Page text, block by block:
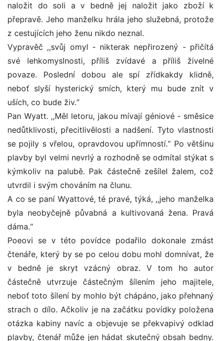
naložit do soli a v bedně jej naložit jako zboží k
přepravě. Jeho manželku hrála jeho služebná, protože
z cestujících jeho ženu nikdo neznal.
Vypravěč ,,svůj omyl - nikterak nepřirozený - přičítá
své lehkomyslnosti, příliš zvídavé a příliš živelné
povaze. Poslední dobou ale spí zřídkakdy klidně,
neboť slyší hysterický smích, který mu bude znít v
uších, co bude živ.“
Pan Wyatt. ,,Měl letoru, jakou mívají géniové - směsice
nedůtklivosti, přecitlivělosti a nadšení. Tyto vlastnosti
se pojily s vřelou, opravdovou upřímností.“ Po většinu
plavby byl velmi nevrlý a rozhodně se odmítal stýkat s
kýmkoliv na palubě. Pak částečně zešílel žalem, což
utvrdil i svým chováním na člunu.
A co se paní Wyattové, té pravé, týká, ,,jeho manželka
byla neobyčejně půvabná a kultivovaná žena. Pravá
dáma.“
Poeovi se v této povídce podařilo dokonale zmást
čtenáře, který by se po celou dobu mohl domnívat, že
v bedně je skryt vzácný obraz. V tom ho autor
částečně utvrzuje částečným šílením jeho majitele,
neboť toto šílení by mohlo být chápáno, jako přehnaný
strach o dílo. Ačkoliv je na začátku povídky položena
otázka kabiny navíc a objevuje se překvapivý odklad
plavby, čtenář může jen hádat skutečný obsah bedny.